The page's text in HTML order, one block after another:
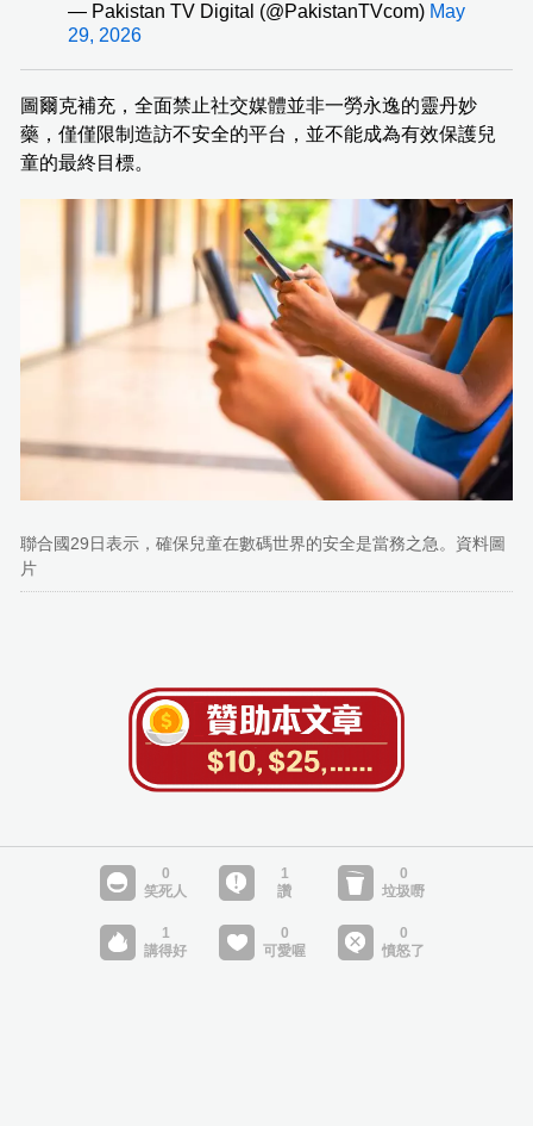
— Pakistan TV Digital (@PakistanTVcom) May
29, 2026
圖爾克補充，全面禁止社交媒體並非一勞永逸的靈丹妙
藥，僅僅限制造訪不安全的平台，並不能成為有效保護兒
童的最終目標。
聯合國29日表示，確保兒童在數碼世界的安全是當務之急。資料圖
片